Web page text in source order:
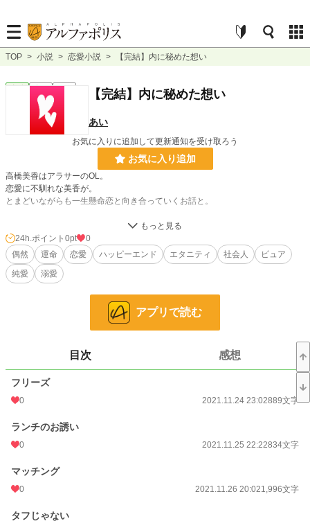
TOP > 小説 > 恋愛小説 > 【完結】内に秘めた想い
完結 短編 【完結】内に秘めた想い
あい
お気に入りに追加して更新通知を受け取ろう
お気に入り追加
高橋美香はアラサーのOL。
恋愛に不馴れな美香が。
とまどいながらも一生懸命恋と向き合っていくお話と。
美香と少しずつ結び付いていき秘めた強い思いを抱える木村良太の恋のお話で
す。
会話を中心とした漫画風小説になります。
初心者の描くものですので温かく見守っていただけるとありがたいです。
228,923 位 / 228,923 件
66,394 位 / 66,394 件
お気に入り
24h.ポイント
文字数 39,966
初回公開日時
24h.ポイント 0pt
0
偶然
運命 恋愛 ハッピーエンド エタニティ 社会人
ピュア
純愛
溺愛
アプリで読む
目次 感想
フリーズ
0 2021.11.24 23:02889文字
ランチのお誘い
0 2021.11.25 22:22834文字
マッチング
0 2021.11.26 20:021,996文字
タフじゃない